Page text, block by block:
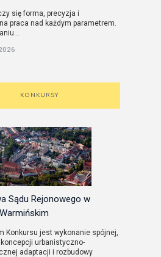
się forma, precyzja i
praca nad każdym parametrem.
KONKURSY
Sądu Rejonowego w
Konkursu jest wykonanie spójnej,
koncepcji urbanistyczno-
adaptacji i rozbudowy